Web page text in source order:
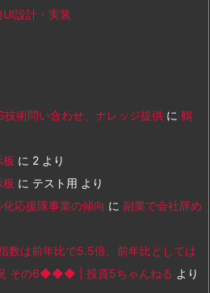
UI設計・実装
技術問い合わせ、ナレッジ提供 に 鶴
に 2 より
に テスト用 より
化応援隊事業の傾向 に 副業で会社辞め
数は前年比で5.5倍、前年比としては
その6◆◆◆ | 投資5ちゃんねる より